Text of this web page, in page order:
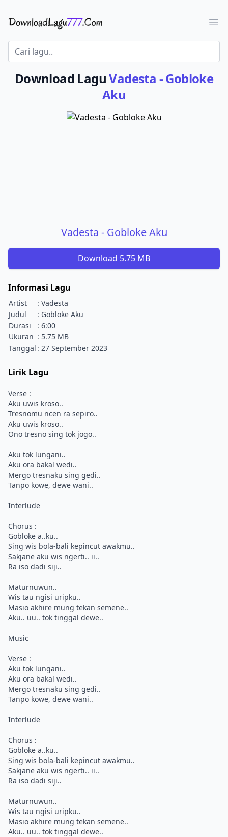
Download Lagu - LaguJoss.com
Download LaguVadesta - Gobloke
Aku
Vadesta - Gobloke Aku
Download 5.75 MB
Informasi Lagu
Artist
: Vadesta
Judul
: Gobloke Aku
Durasi
: 6:00
Ukuran : 5.75 MB
Tanggal : 27 September 2023
Lirik Lagu
Verse :
Aku uwis kroso..
Tresnomu ncen ra sepiro..
Aku uwis kroso..
Ono tresno sing tok jogo..
Aku tok lungani..
Aku ora bakal wedi..
Mergo tresnaku sing gedi..
Tanpo kowe, dewe wani..
Interlude
Chorus :
Gobloke a..ku..
Sing wis bola-bali kepincut awakmu..
Sakjane aku wis ngerti.. ii..
Ra iso dadi siji..
Maturnuwun..
Wis tau ngisi uripku..
Masio akhire mung tekan semene..
Aku.. uu.. tok tinggal dewe..
Music
Verse :
Aku tok lungani..
Aku ora bakal wedi..
Mergo tresnaku sing gedi..
Tanpo kowe, dewe wani..
Interlude
Chorus :
Gobloke a..ku..
Sing wis bola-bali kepincut awakmu..
Sakjane aku wis ngerti.. ii..
Ra iso dadi siji..
Maturnuwun..
Wis tau ngisi uripku..
Masio akhire mung tekan semene..
Aku.. uu.. tok tinggal dewe..